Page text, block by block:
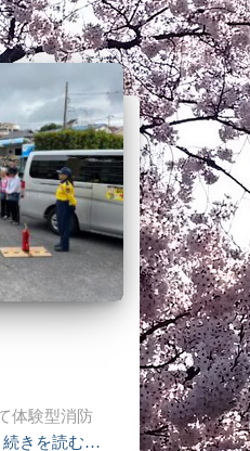
体験型消防
続きを読む…